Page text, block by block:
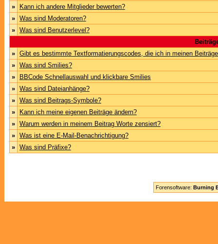
»
Kann ich andere Mitglieder bewerten?
» Was sind Moderatoren?
» Was sind Benutzerlevel?
» Gibt es bestimmte Textformatierungscodes, die ich in meinen
» Was sind Smilies?
»
BBCode Schnellauswahl und klickbare Smilies
» Was sind Dateianhänge?
» Was sind Beitrags-Symbole?
»
Kann ich meine eigenen Beiträge ändern?
» Warum werden in meinem Beitrag Worte zensiert?
» Was ist eine E-Mail-Benachrichtigung?
» Was sind Präfixe?
Forensoftware: Burning